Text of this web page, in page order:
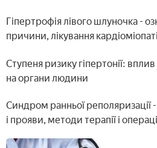
Гіпертрофія лівого шлуночка -
причини, лікування
Ступеня ризику гіпертонії: вплив
на органи людини
Синдром ранньої реполяризації
і прояви, методи терапії і